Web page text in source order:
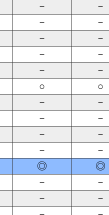
－ －
－ －
－ －
－ －
－ －
○ ○
－ －
－ －
－ －
－ －
◎ ◎
－ －
－ －